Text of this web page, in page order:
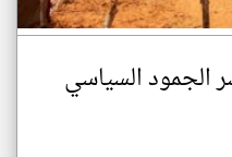
الجمود السياسي